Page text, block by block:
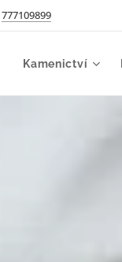
777109899
Kamenictví